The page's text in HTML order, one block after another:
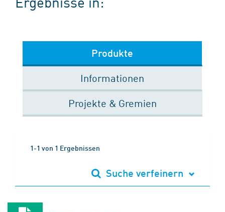
Produkte
Informationen
Projekte & Gremien
1-1 von 1 Ergebnissen
Suche verfeinern